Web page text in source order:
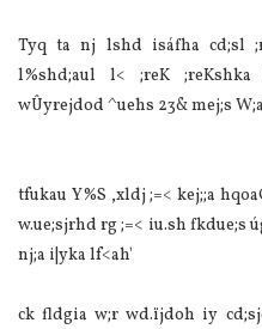
Tyq ta nj lshd isáfha cd;sl
l%shd;aul l< ;reK
wÛyrejdod ^uehs 23& mej;s
tfukau Y%S ,xldj ;=< kej;;a
w.ue;sjrhd rg ;=< iu.sh
nj;a i|yka lf<ah'
ck fldgia w;r wd.ïjdoh iy